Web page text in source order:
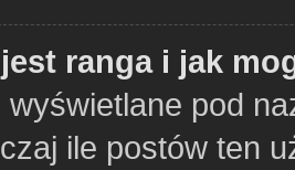
ranga i jak
wyświetlane pod
ile postów ten